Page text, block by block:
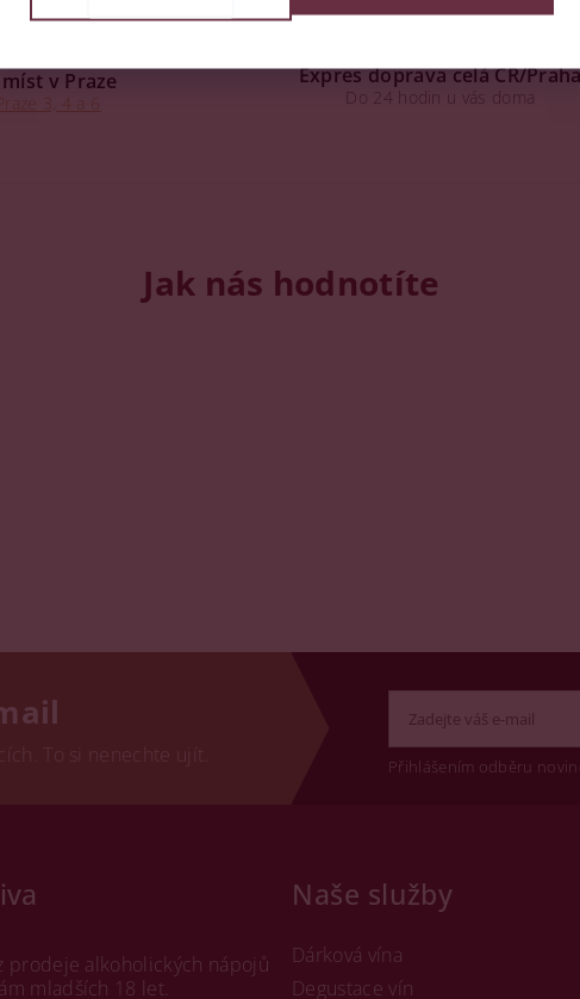
v Praze
3, 4 a 6
Expres doprava celá ČR/
Do 24 hodin u vás doma
Jak nás hodnotíte
To si nenechte ujít. Přihlášením odběru
prodeje alkoholických nápojů
mladších 18 let.
Naše služby
Dárková vína
Degustace vín